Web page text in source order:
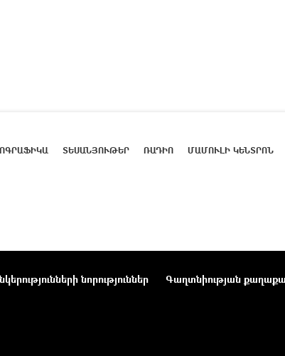
ՏԵՍԱՆՅՈՒԹԵՐ ՌԱԴԻՈ ՄԱՄՈՒԼԻ ԿԵՆՏՐՈՆ
նորություններ
Գաղտնիության